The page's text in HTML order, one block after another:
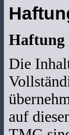
Die
auf